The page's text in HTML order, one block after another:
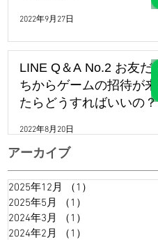
2022年9月27日
LINE Q＆A No.2 お友だ
ちからゲームの招待が来
たらどうすればいいの？
2022年8月20日
アーカイブ
2025年12月 （1）
2025年5月
（1）
2024年3月
（1）
2024年2月
（1）